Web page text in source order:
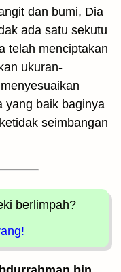
dan bumi, Dia
ada satu sekutu
telah menciptakan
ukuran-
yang baik baginya
seimbangan
berlimpah?